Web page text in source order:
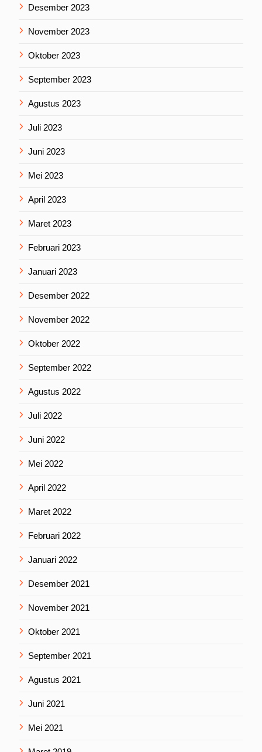
Desember 2023
November 2023
Oktober 2023
September 2023
Agustus 2023
Juli 2023
Juni 2023
Mei 2023
April 2023
Maret 2023
Februari 2023
Januari 2023
Desember 2022
November 2022
Oktober 2022
September 2022
Agustus 2022
Juli 2022
Juni 2022
Mei 2022
April 2022
Maret 2022
Februari 2022
Januari 2022
Desember 2021
November 2021
Oktober 2021
September 2021
Agustus 2021
Juni 2021
Mei 2021